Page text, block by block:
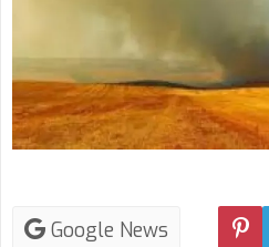
Google News